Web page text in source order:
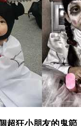
超狂小朋友的鬼節